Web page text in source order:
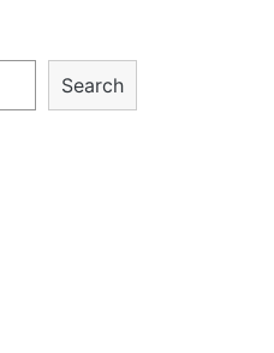
Search